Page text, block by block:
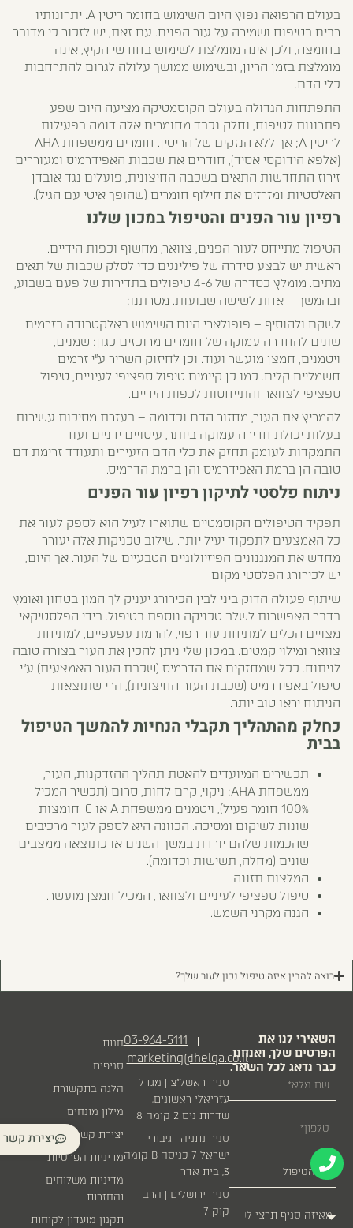
בעולם הרפואה נפוץ היום השימוש בחומר ריטין A. יתרונותיו
רבים בטיפוח ושמירה על עור הפנים. עם זאת, יש לזכור כי מדובר
בחומצה, ולכן אינה מומלצת לשימוש בחודשי הקיץ, אינה
מומלצת בזמן הריון, ובשימוש ממושך עלולה לגרום להתרחבות
כלי הדם.
התפתחות הגדולה בעולם הקוסמטיקה מציעה היום שפע
פתרונות לטיפוח, וחלק נכבד מחומרים אלה דומה בפעילות
לריטין A; אך ללא הנזקים של הריטין. חומרים ממשפחת AHA
(אלפא הידוקסי אסיד), חודרים את שכבות האפידרמיס ומעוררים
זירוז התחדשות התאים בשכבה החיצונית, פועלים נגד אובדן
האלסטיות ומזרזים את חילוף חומרים (שהופך איטי עם הגיל).
רפיון עור הפנים והטיפול במכון שלנו
הטיפול מתייחס לעור הפנים, צוואר, מחשוף וכפות הידיים.
ראשית יש לבצע סידרה של פילינגים כדי לסלק שכבות של תאים
מתים. מומלץ כסדרה של 4-6 טיפולים בתדירות של פעם בשבוע,
ובהמשך – אחת לשישה שבועות. מטרתנו:
לשקם ולהוסיף – פופולארי היום השימוש באלקטרודה בזרמים
שונים להחדרה עמוקה של חומרים מרוכזים כגון: שמנים,
ויטמנים, חמצן מועשר ועוד. וכן לחיזוק השריר ע"י זרמים
חשמליים קלים. כמו כן קיימים טיפול ספציפי לעיניים, טיפול
ספציפי לצוואר והתייחסות לכפות הידיים.
להמריץ את העור, מחזור הדם וכדומה – בעזרת מסיכות עשירות
בעלות יכולת חדירה עמוקה ביותר, עיסויים ידניים ועוד.
התמקדות לעומק תחזק את כלי הדם הזעירים ותעודד זרימת דם
טובה הן ברמת האפידרמיס והן ברמת הדרמיס.
ניתוח פלסטי לתיקון רפיון עור הפנים
תפקיד הטיפולים הקוסמטיים שתוארו לעיל הוא לספק לעור את
כל האמצעים לתפקוד יעיל יותר. שילוב טכניקות אלה יעורר
מחדש את המנגנונים הפיזיולוגיים הטבעיים של העור. אך היום,
יש לכירורג הפלסטי מקום.
שיתוף פעולה הדוק ביני לבין הכירורג יעניק לך המון בטחון ואומץ
בדבר האפשרות לשלב טכניקה נוספת בטיפול. בידי הפלסטיקאי
מצויים הכלים למתיחת עור רפוי, להרמת עפעפיים, למתיחת
צוואר ומילוי קמטים. במכון שלי ניתן להכין את העור בצורה טובה
לניתוח. ככל שמחזקים את הדרמיס (שכבת העור האמצעית) ע"י
טיפול באפידרמיס (שכבת העור החיצונית), הרי שתוצאות
הניתוח יראו טוב יותר.
כחלק מהתהליך תקבלי הנחיות להמשך הטיפול
בבית
תכשירים המיועדים להאטת תהליך ההזדקנות, העור,
ממשפחת AHA: ניקוי, קרם לחות, סרום (תכשיר המכיל
100% חומר פעיל), ויטמנים ממשפחת A או C. חומצות
שונות לשיקום ומסיכה. הכוונה היא לספק לעור מרכיבים
שהכמות שלהם יורדת במשך השנים או כתוצאה ממצבים
שונים (מחלה, תשישות וכדומה).
המלצות תזונה.
טיפול ספציפי לעיניים ולצוואר, המכיל חמצן מועשר.
הגנה מקרני השמש.
רוצה להבין איזה טיפול נכון לעור שלך?
03-964-5111 |
marketing@helga.co.il
סניף ראשל״צ | מגדל
עזריאלי ראשונים,
שדרות נים 2 קומה 8
סניף נתניה | גיבורי
ישראל 7 כניסה B קומה
3, בית אדר
סניף ירושלים | הרב
קוק 7
חנות
סניפים
הלגה בתקשורת
מילון מונחים
יצירת קשר
מדיניות הפרטיות
מדיניות משלוחים
והחזרות
תקנון מועדון לקוחות
השאירי לנו את
הפרטים שלך, ואנחנו
כבר נדאג לכל השאר.
יצירת קשר